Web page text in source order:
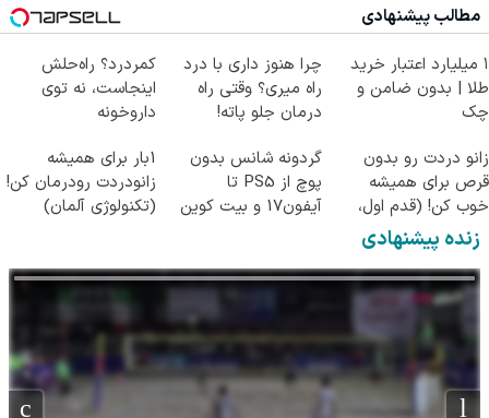
مطالب پیشنهادی
۱ میلیارد اعتبار خرید
طلا | بدون ضامن و
چک
چرا هنوز داری با درد
راه میری؟ وقتی راه
درمان جلو پاته!
کمردرد؟ راه‌حلش
اینجاست، نه توی
داروخونه
زانو دردت رو بدون
قرص برای همیشه
خوب کن! (قدم اول،
پرسش‌نامه)
گردونه شانس بدون
پوچ از PS5 تا
آیفون17 و بیت کوین
1بار برای همیشه
زانودردت رودرمان کن!
(تکنولوژی آلمان)
زنده پیشنهادی